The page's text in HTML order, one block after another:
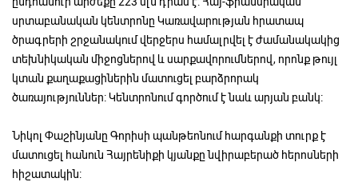
սրտաբանական կենտրոնը Կառավարության հրատապ
ծրագրերի շրջանակում վերջերս համալրվել է ժամանակակից
տեխնիկական միջոցներով և սարքավորումներով, որոնք թույլ
կտան քաղաքացիներին մատուցել բարձրորակ
ծառայություններ: Կենտրոնում գործում է նաև արյան բանկ։
Նիկոլ Փաշինյանը Գորիսի պանթեոնում հարգանքի տուրք է
մատուցել հանուն Հայրենիքի կյանքը նվիրաբերած հերոսների
հիշատակին: